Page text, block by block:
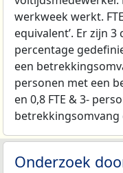
werkweek werkt.
equivalent’. Er zijn
percentage
een
personen met een
en 0,8 FTE & 3-
betrekkingsomvang
Onderzoek